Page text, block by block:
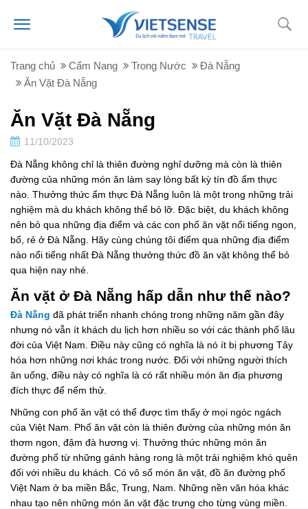
Trang chủ Cẩm Nang Trong Nước
Đà Nẵng
Ăn Vặt Đà Nẵng
Ăn Vặt Đà Nẵng
11/10/2023
Đà Nẵng không chỉ là thiên đường nghỉ dưỡng mà còn là thiên
đường của những món ăn làm say lòng bất kỳ tín đồ ẩm thực
nào. Thưởng thức ẩm thực Đà Nẵng luôn là một trong những trải
nghiệm mà du khách không thể bỏ lỡ. Đặc biệt, du khách không
nên bỏ qua những địa điểm và các con phố ăn vặt nổi tiếng ngon,
bổ, rẻ ở Đà Nẵng. Hãy cùng chúng tôi điểm qua những địa điểm
nào nổi tiếng nhất Đà Nẵng thưởng thức đồ ăn vặt không thể bỏ
qua hiện nay nhé.
Ăn vặt ở Đà Nẵng hấp dẫn như thế nào?
Đà Nẵng đã phát triển nhanh chóng trong những năm gần đây
nhưng nó vẫn ít khách du lịch hơn nhiều so với các thành phố lâu
đời của Việt Nam. Điều này cũng có nghĩa là nó ít bị phương Tây
hóa hơn những nơi khác trong nước. Đối với những người thích
ăn uống, điều này có nghĩa là có rất nhiều món ăn địa phương
đích thực để nếm thử.
Những con phố ăn vặt có thể được tìm thấy ở mọi ngóc ngách
của Việt Nam. Phố ăn vặt còn là thiên đường của những món ăn
thơm ngon, đậm đà hương vị. Thưởng thức những món ăn
đường phố từ những gánh hàng rong là một trải nghiệm khó quên
đối với nhiều du khách. Có vô số món ăn vặt, đồ ăn đường phố
Việt Nam ở ba miền Bắc, Trung, Nam. Những nền văn hóa khác
nhau tạo nên những món ăn vặt đặc trưng cho từng vùng miền.